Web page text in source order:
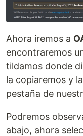
Ahora iremos a
encontraremos
tildamos donde
la copiaremos y
pestaña de
Podremos
abajo, ahora